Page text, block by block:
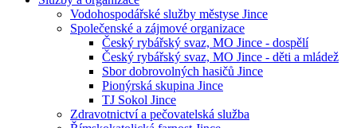
Vodohospodářské služby městyse Jince
Společenské a zájmové organizace
Český rybářský svaz, MO Jince - dospělí
Český rybářský svaz, MO Jince - děti a mládež
Sbor dobrovolných hasičů Jince
Pionýrská skupina Jince
TJ Sokol Jince
Zdravotnictví a pečovatelská služba